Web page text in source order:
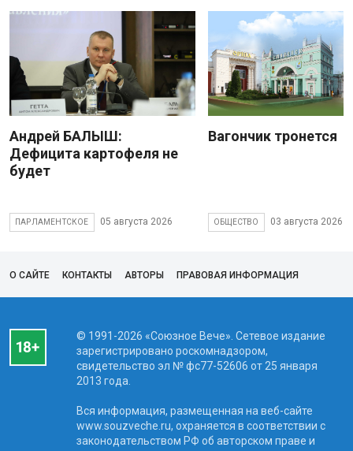
Андрей БАЛЫШ:
Дефицита картофеля не
будет
ПАРЛАМЕНТСКОЕ 05 августа 2026
Вагончик тронется
ОБЩЕСТВО 03 августа 2026
О САЙТЕ КОНТАКТЫ АВТОРЫ ПРАВОВАЯ ИНФОРМАЦИЯ
© 1991-2026 «Союзное Вече». Сетевое издание
зарегистрировано роскомнадзором,
свидетельство эл № фc77-52606 от 25 января
2013 года.
Вся информация, размещенная на веб-сайте
www.souzveche.ru, охраняется в соответствии с
законодательством РФ об авторском праве и